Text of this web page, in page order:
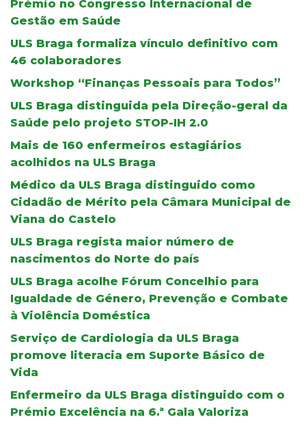
Prémio no Congresso Internacional de
Gestão em Saúde
ULS Braga formaliza vínculo definitivo com
46 colaboradores
Workshop “Finanças Pessoais para Todos”
ULS Braga distinguida pela Direção-geral da
Saúde pelo projeto STOP-IH 2.0
Mais de 160 enfermeiros estagiários
acolhidos na ULS Braga
Médico da ULS Braga distinguido como
Cidadão de Mérito pela Câmara Municipal de
Viana do Castelo
ULS Braga regista maior número de
nascimentos do Norte do país
ULS Braga acolhe Fórum Concelhio para
Igualdade de Género, Prevenção e Combate
à Violência Doméstica
Serviço de Cardiologia da ULS Braga
promove literacia em Suporte Básico de
Vida
Enfermeiro da ULS Braga distinguido com o
Prémio Excelência na 6.ª Gala Valoriza